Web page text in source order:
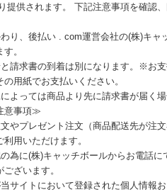
提供されます。 下記注意事項を確認
り、後払い . com運営会社の(株)キャ
。
請求書の到着は別になります。※お
の用紙でお支払いください。
よっては商品より先に請求書が届く場
意事項≫
やプレゼント注文（商品配送先が注
用いただけます。
為に(株)キャッチボールからお電話に
ざいます。
サイトにおいて登録された個人情報お